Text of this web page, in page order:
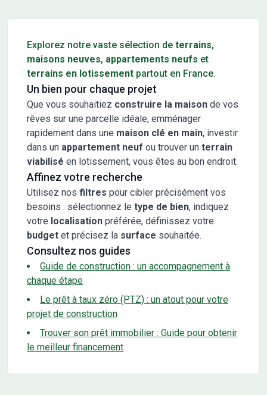
Explorez notre vaste sélection de terrains,
maisons neuves, appartements neufs et
terrains en lotissement partout en France.
Un bien pour chaque projet
Que vous souhaitiez construire la maison de vos
rêves sur une parcelle idéale, emménager
rapidement dans une maison clé en main, investir
dans un appartement neuf ou trouver un terrain
viabilisé en lotissement, vous êtes au bon endroit.
Affinez votre recherche
Utilisez nos filtres pour cibler précisément vos
besoins : sélectionnez le type de bien, indiquez
votre localisation préférée, définissez votre
budget et précisez la surface souhaitée.
Consultez nos guides
Guide de construction : un accompagnement à
chaque étape
Le prêt à taux zéro (PTZ) : un atout pour votre
projet de construction
Trouver son prêt immobilier : Guide pour obtenir
le meilleur financement